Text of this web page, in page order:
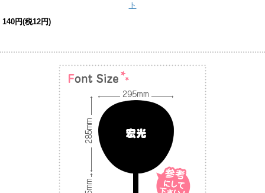
ト
140円(税12円)